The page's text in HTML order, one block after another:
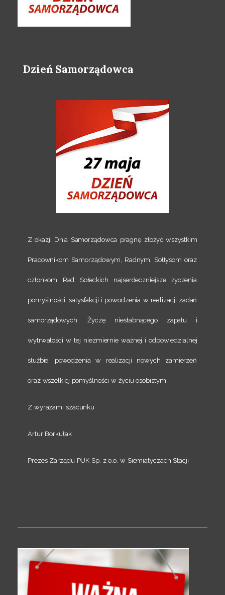
Dzień Samorządowca
Z okazji Dnia Samorządowca pragnę złożyć wszystkim
Pracownikom Samorządowym, Radnym, Sołtysom oraz
członkom Rad Sołeckich najserdeczniejsze życzenia
pomyślności, satysfakcji i powodzenia w realizacji zadań
samorządowych. Życzę niesłabnącego zapału i
wytrwałości w tej niezmiernie ważnej i odpowiedzialnej
służbie, powodzenia w realizacji nowych zamierzeń
oraz wszelkiej pomyślności w życiu osobistym.
Z wyrazami szacunku
Artur Borkułak
Prezes Zarządu PUK Sp. z o.o. w Siemiatyczach Stacji